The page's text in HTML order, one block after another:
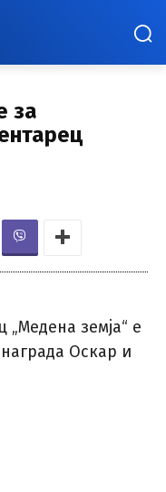
за
земја“ е
Оскар и